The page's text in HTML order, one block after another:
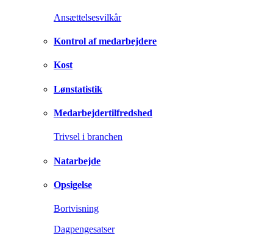
Ansættelsesvilkår
Kontrol af medarbejdere
Kost
Lønstatistik
Medarbejdertilfredshed
Trivsel i branchen
Natarbejde
Opsigelse
Bortvisning
Dagpengesatser